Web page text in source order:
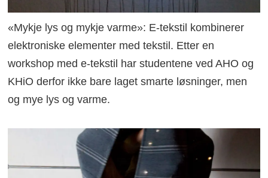
«Mykje lys og mykje varme»: E-tekstil kombinerer
elektroniske elementer med tekstil. Etter en
workshop med e-tekstil har studentene ved AHO og
KHiO derfor ikke bare laget smarte løsninger, men
og mye lys og varme.